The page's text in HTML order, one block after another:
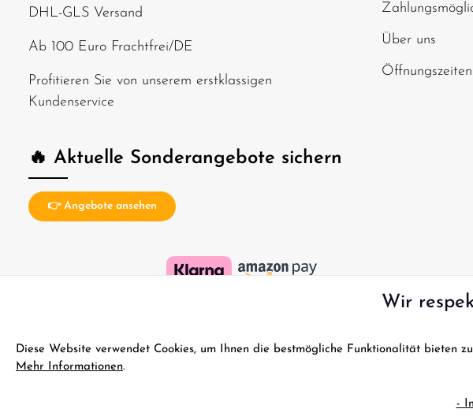
🔥 Aktuelle Sonderangebote sichern
👉 Angebote ansehen
DHL-GLS Versand
Ab 100 Euro Frachtfrei/DE
Profitieren Sie von unserem erstklassigen
Kundenservice
Über uns
Öffnungszeiten
Wir
Diese Website verwendet Cookies, um Ihnen die bestmögliche Funktionalität bieten zu
Mehr Informationen.
-